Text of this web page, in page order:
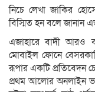
নিচে লেখা জাকির
বিস্মিত হন বলে জানান
এজাহারে বাদী আরও
মোবাইল ফোনে
রূপার একটি প্রতিবেদন
প্রথম আলোর অনলাইন